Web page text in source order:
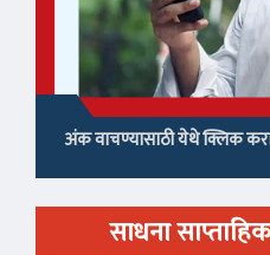
अंक वाचण्यासाठी येथे क्लिक
साधना